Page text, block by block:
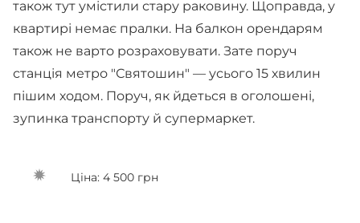
також тут умістили стару раковину. Щоправда, у
квартирі немає пралки. На балкон орендарям
також не варто розраховувати. Зате поруч
станція метро "Святошин" — усього 15 хвилин
пішим ходом. Поруч, як йдеться в оголошені,
зупинка транспорту й супермаркет.
Ціна: 4 500 грн